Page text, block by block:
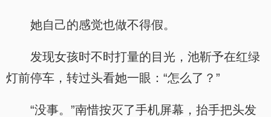
她自己的感觉也做不得假。
发现女孩时不时打量的目光，池靳予在红绿
灯前停车，转过头看她一眼：“怎么了？”
“没事。”南惜按灭了手机屏幕，抬手把头发